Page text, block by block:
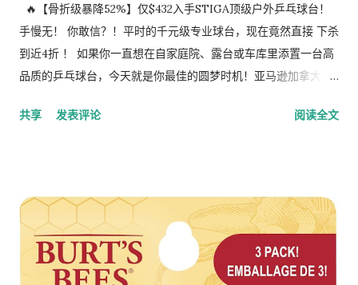
🔥【骨折级暴降52%】仅$432入手STIGA顶级户外乒乓球台！
手慢无！ 你敢信？！平时的千元级专业球台，现在竟然直接 下杀
到近4折 ！ 如果你一直想在自家庭院、露台或车库里添置一台高
品质的乒乓球台，今天就是你最佳的圆梦时机！亚马逊加拿大正
~~$902.93~~ 现价： $432.55 （直降超$470，Prime会员专属，
生锈，品质硬核。 10分钟闪电组装： 最怕买到组装复杂的大家
伙？这款球台送达时就已经完成了 95% 的预装 ！开箱后只需简
单一步，10分钟内直接开打！ 单人破风模式（Playback）： 找
不到球友？没关系！它可以独立折叠起一半，一秒开启单人练习
共享 发表评论 阅读全文